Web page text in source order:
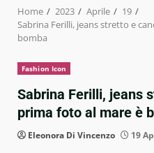
Home 2023 Aprile
19
Sabrina Ferilli, jeans stretto e
bomba
Fashion Icon
Sabrina Ferilli, jeans
prima foto al mare è
Eleonora Di Vincenzo 19